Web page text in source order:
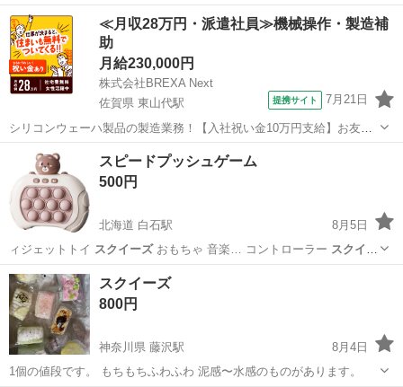
品山口 山口市 上嘉川駅 おもちゃ わら
≪月収28万円・派遣社員≫機械操作・製造補
助
月給230,000円
株式会社BREXA Next
佐賀県 東山代駅
提携サイト 7月21日
シリコンウェーハ製品の製造業務！【入社祝い金10万円支給】お友達
やカップルとの応募OK◎年間休日129日＆休出なしでプライベート充
実♪業務はクリーンルームで快適作業◎自社正社員登用制度あり★1食
300円～の格安食堂あり！《佐...
佐賀 東山代駅 その他
スピードプッシュゲーム
500円
北海道 白石駅
8月5日
ィジェットトイ スクイーズおもちゃ 音楽… コントローラー スクイー
ズ玩具 プッシュポ…
北海道 札幌市 白石駅
スクイーズ
800円
神奈川県 藤沢駅
8月4日
1個の値段です。 もちもちふわふわ 泥感〜水感のものがあります。